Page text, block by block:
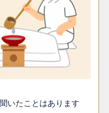
いたことはあります